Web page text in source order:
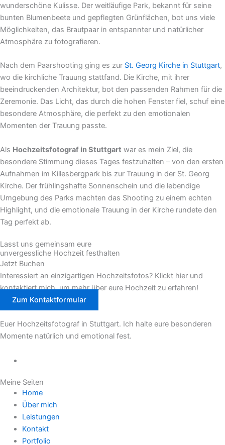
wunderschöne Kulisse. Der weitläufige Park, bekannt für seine
bunten Blumenbeete und gepflegten Grünflächen, bot uns viele
Möglichkeiten, das Brautpaar in entspannter und natürlicher
Atmosphäre zu fotografieren.
Nach dem Paarshooting ging es zur St. Georg Kirche in Stuttgart,
wo die kirchliche Trauung stattfand. Die Kirche, mit ihrer
beeindruckenden Architektur, bot den passenden Rahmen für die
Zeremonie. Das Licht, das durch die hohen Fenster fiel, schuf eine
besondere Atmosphäre, die perfekt zu den emotionalen
Momenten der Trauung passte.
Als Hochzeitsfotograf in Stuttgart war es mein Ziel, die
besondere Stimmung dieses Tages festzuhalten – von den ersten
Aufnahmen im Killesbergpark bis zur Trauung in der St. Georg
Kirche. Der frühlingshafte Sonnenschein und die lebendige
Umgebung des Parks machten das Shooting zu einem echten
Highlight, und die emotionale Trauung in der Kirche rundete den
Tag perfekt ab.
Lasst uns gemeinsam eure
unvergessliche Hochzeit festhalten
Jetzt Buchen
Interessiert an einzigartigen Hochzeitsfotos? Klickt hier und
kontaktiert mich, um mehr über eure Hochzeit zu erfahren!
Zum Kontaktformular
Euer Hochzeitsfotograf in Stuttgart. Ich halte eure besonderen
Momente natürlich und emotional fest.
Meine Seiten
Home
Über mich
Leistungen
Kontakt
Portfolio